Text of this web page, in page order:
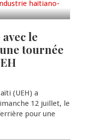
le
tournée
(UEH) a
12 juillet, le
pour une